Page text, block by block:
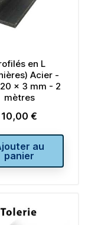
en L
Acier -
x 3 mm - 2
mètres
Prix
10,00 €
au
panier